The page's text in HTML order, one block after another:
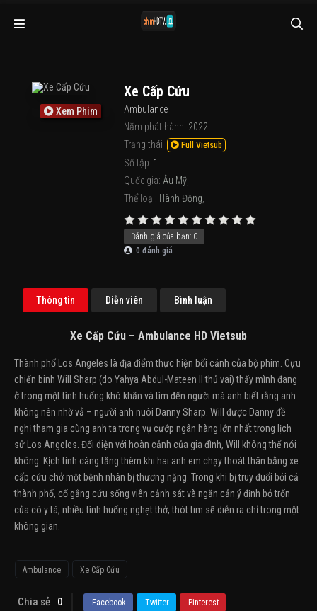
Xem Phim
Xe Cấp Cứu
Ambulance
Năm phát hành: 2022
Trạng thái
Full Vietsub
Số tập: 1
Quốc gia: Âu Mỹ
Thể loại: Hành Động
Đánh giá của bạn: 0
0 đánh giá
Thông tin Diễn viên Bình luận
Xe Cấp Cứu – Ambulance HD Vietsub
Thành phố Los Angeles là địa điểm thực hiện bối cảnh của bộ phim. Cựu
chiến binh Will Sharp (do Yahya Abdul-Mateen II thủ vai) thấy mình đang
ở trong một tình huống khó khăn và tìm đến người mà anh biết rằng anh
không nên nhờ vả – người anh nuôi Danny Sharp. Will được Danny đề
nghị tham gia cùng anh ta trong vụ cướp ngân hàng lớn nhất trong lịch
sử Los Angeles. Đối diện với hoàn cảnh của gia đình, Will không thể nói
không. Kịch tính càng tăng thêm khi hai anh em chạy thoát thân bằng xe
cấp cứu chở một bệnh nhân bị thương nặng. Trong khi bị truy đuổi bởi cả
thành phố, cố gắng cứu sống viên cảnh sát và ngăn cản ý định bỏ trốn
của cô y tá, nhiều tình huống nghẹt thở, thót tim sẽ diễn ra chỉ trong một
không gian.
Ambulance Xe Cấp Cứu
Chia sẻ 0 Facebook Twitter Pinterest